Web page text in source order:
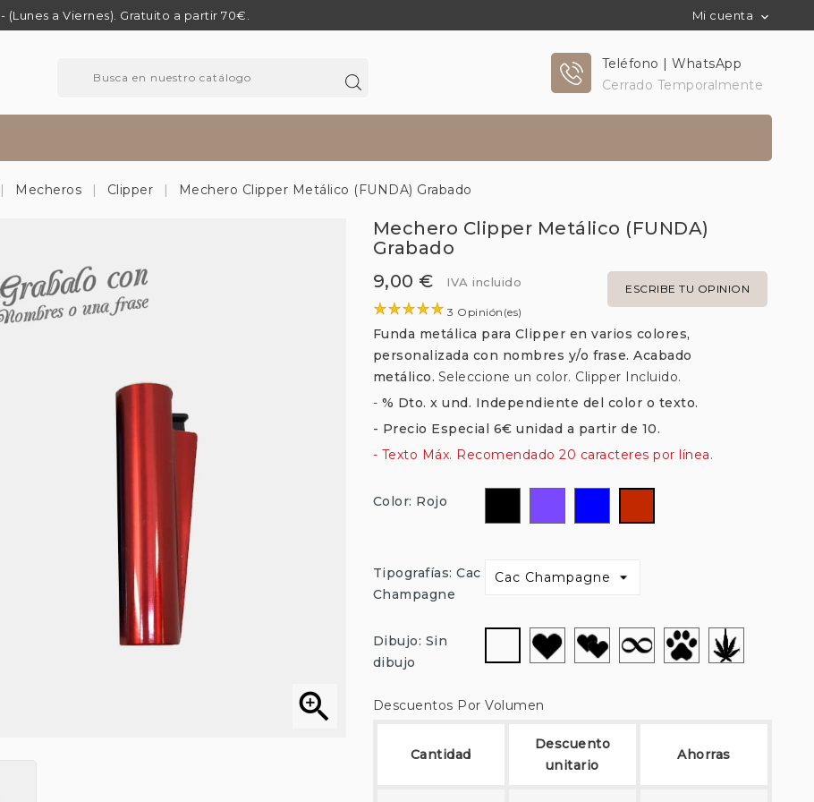
. - (Lunes a Viernes). Gratuito a partir 70€. Mi cuenta 
Teléfono | WhatsApp
Cerrado Temporalmente
Mecheros Clipper Mechero Clipper Metálico (FUNDA) Grabado

Mechero Clipper Metálico (FUNDA)
Grabado
9,00 €
ESCRIBE TU OPINION
IVA incluido
3 Opinión(es)
Funda metálica para Clipper en varios colores,
personalizada con nombres y/o frase. Acabado
metálico. Seleccione un color. Clipper Incluido.
- % Dto. x und. Independiente del color o texto.
- Precio Especial 6€ unidad a partir de 10.
- Texto Máx. Recomendado 20 caracteres por línea.
Color: Rojo
Oscuro
Tipografías: Cac
Champagne
Dibujo: Sin
dibujo
Sin
dibujo
Corazón Corazon-
Doble
InfinitoHuella-
Perro
Descuentos Por Volumen
Cantidad
Descuento
unitario
Ahorras